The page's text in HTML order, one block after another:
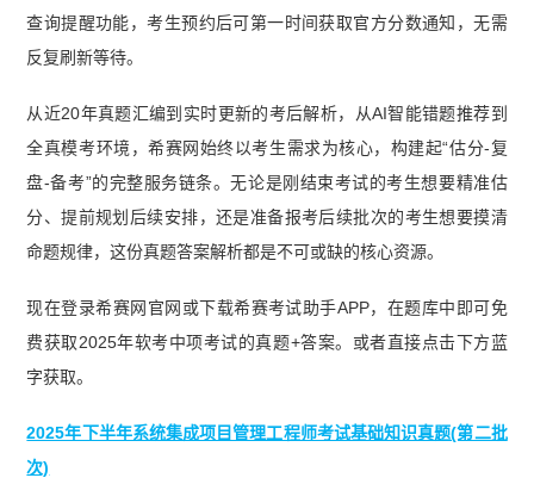
查询提醒功能，考生预约后可第一时间获取官方分数通知，无需
反复刷新等待。
从近20年真题汇编到实时更新的考后解析，从AI智能错题推荐到
全真模考环境，希赛网始终以考生需求为核心，构建起“估分-复
盘-备考”的完整服务链条。无论是刚结束考试的考生想要精准估
分、提前规划后续安排，还是准备报考后续批次的考生想要摸清
命题规律，这份真题答案解析都是不可或缺的核心资源。
现在登录希赛网官网或下载希赛考试助手APP，在题库中即可免
费获取2025年软考中项考试的真题+答案。或者直接点击下方蓝
字获取。
2025年下半年系统集成项目管理工程师考试基础知识真题(第二批
次)